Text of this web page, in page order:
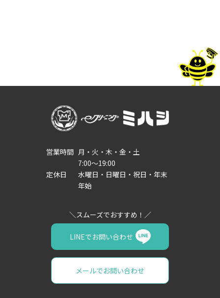
営業時間 月・火・木・金・土
7:00～19:00
定休日
水曜日・日曜日・祝日・年末
年始
メールでお問い合わせ
LINEでお問い合わせ